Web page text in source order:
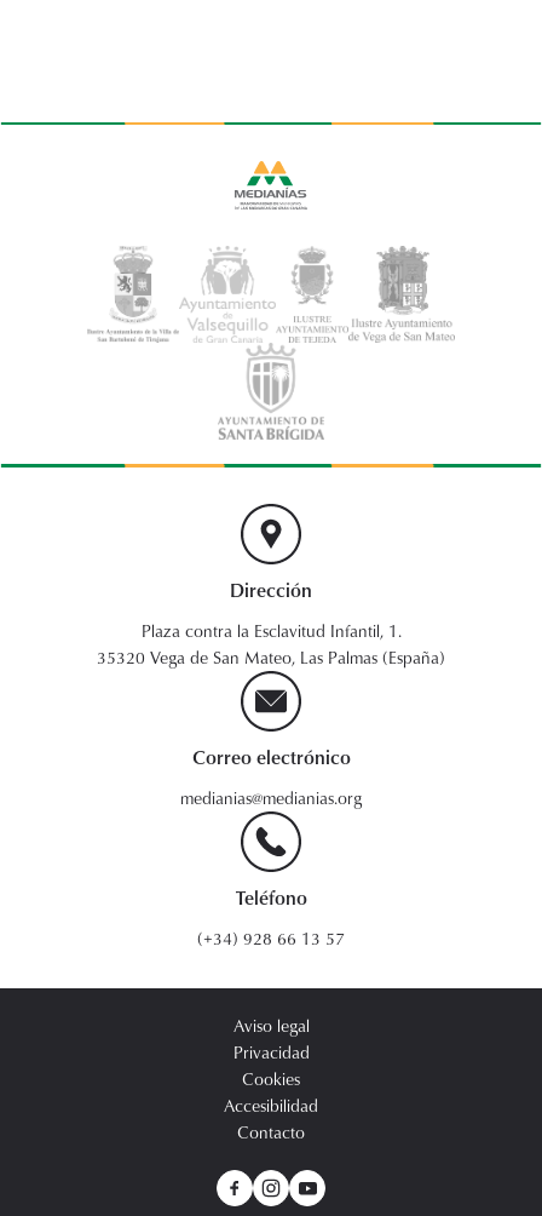
Dirección
Plaza contra la Esclavitud Infantil, 1.
35320 Vega de San Mateo, Las Palmas (España)
Correo electrónico
medianias@medianias.org
Teléfono
(+34) 928 66 13 57
Aviso legal
Privacidad
Cookies
Accesibilidad
Contacto